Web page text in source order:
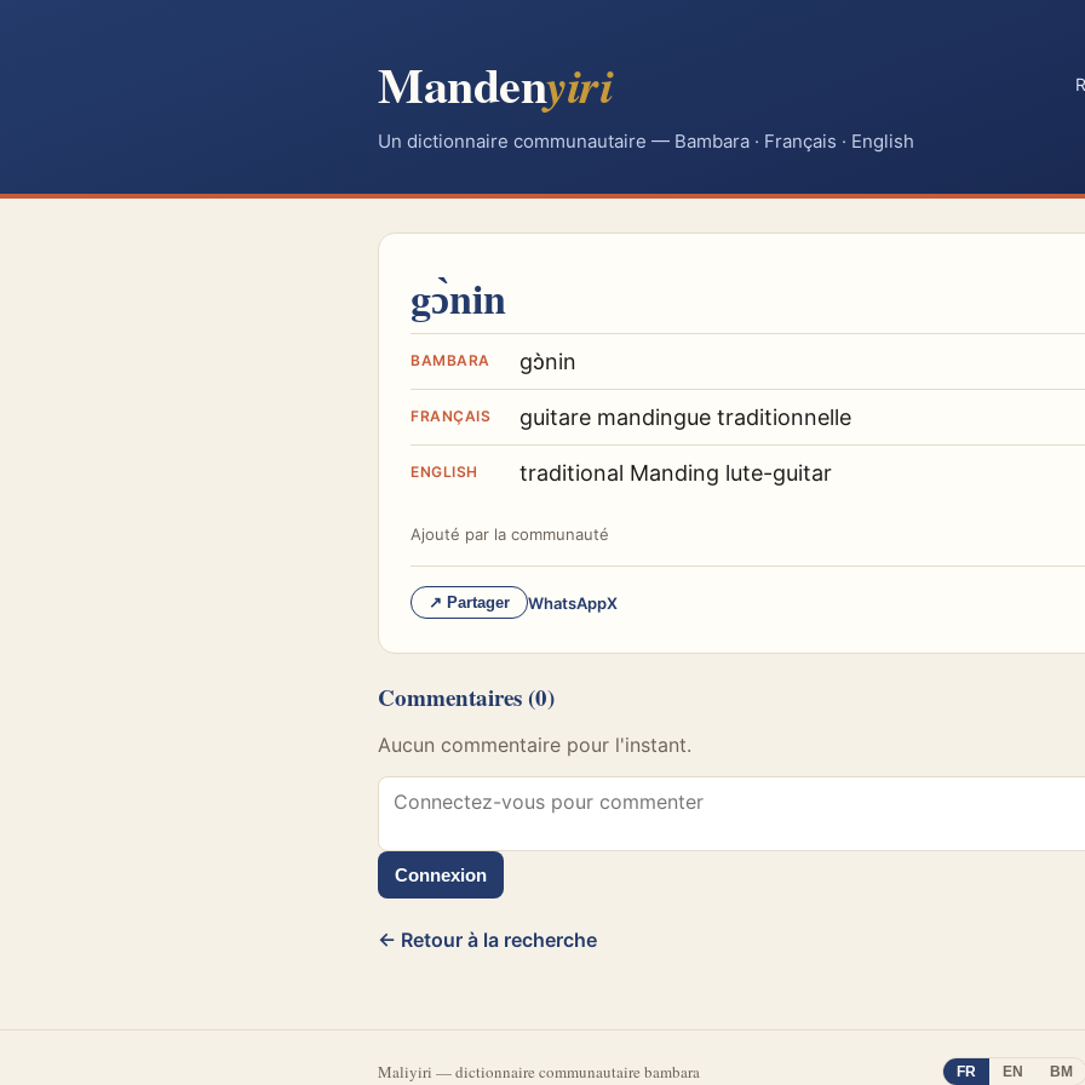
Mandenyiri
Un dictionnaire communautaire — Bambara · Français · English
gɔ̀nin
BAMBARA gɔ̀nin
FRANÇAIS guitare mandingue traditionnelle
ENGLISH traditional Manding lute-guitar
Ajouté par la communauté
↗ Partager WhatsAppX
Commentaires (0)
Aucun commentaire pour l'instant.
Connexion
← Retour à la recherche
Maliyiri —dictionnaire communautaire bambara FR EN BM